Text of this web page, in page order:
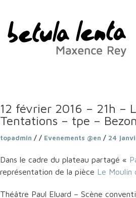
12 février 2016 – 21h –
Tentations – tpe –
topadmin / / Evenements @en / 24
Dans le cadre du plateau partagé «
représentation de la pièce Le Moulin
Théâtre Paul Eluard – Scène